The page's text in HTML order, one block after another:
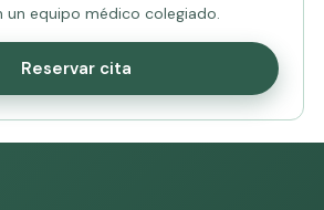
equipo médico colegiado.
Reservar cita